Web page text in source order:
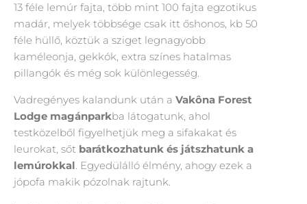
13 féle lemúr fajta, több mint 100 fajta egzotikus
madár, melyek többsége csak itt őshonos, kb 50
féle hüllő, köztük a sziget legnagyobb
kaméleonja, gekkók, extra színes hatalmas
pillangók és még sok különlegesség.
Vadregényes kalandunk után a Vakôna Forest
Lodge magánparkba látogatunk, ahol
testközelből figyelhetjük meg a sifakakat és
leurokat, sőt barátkozhatunk és játszhatunk a
lemúrokkal. Egyedülálló élmény, ahogy ezek a
jópofa makik pózolnak rajtunk.